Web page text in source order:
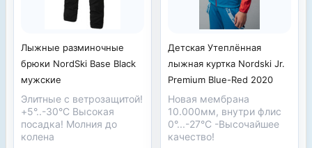
Лыжные разминочные
брюки NordSki Base Black
мужские
Элитные с ветрозащитой!
+5°..-30°С Высокая
посадка! Молния до
колена
Детская Утеплённая
лыжная куртка Nordski Jr.
Premium Blue-Red 2020
Новая мембрана
10.000мм, внутри флис
0°...-27°С -Высочайшее
качество!